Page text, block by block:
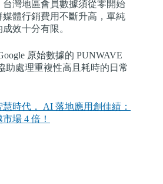
灣地區會員數據須從零開始
體行銷費用不斷升高，單純
效十分有限。
原始數據的 PUNWAVE
助處理重複性高且耗時的日常
時代， AI 落地應用創佳績：
場 4 倍！